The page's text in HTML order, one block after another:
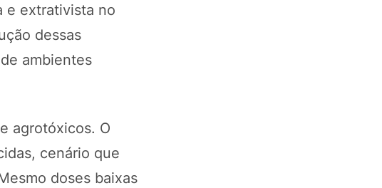
e extrativista no
dessas
ambientes
agrotóxicos. O
cenário que
doses baixas